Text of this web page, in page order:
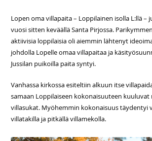
Lopen oma villapaita – Loppilainen isolla L:llä –
vuosi sitten keväällä Santa Pirjossa.
aktiivisia loppilaisia oli aiemmin lähtenyt
johdolla Lopelle omaa villapaitaa ja
Jussilan puikoilla paita syntyi.
Vanhassa kirkossa esiteltiin alkuun itse
samaan Loppilaiseen kokonaisuuteen kuuluvat
villasukat. Myöhemmin kokonaisuus täydentyi
villatakilla ja pitkällä villamekolla.